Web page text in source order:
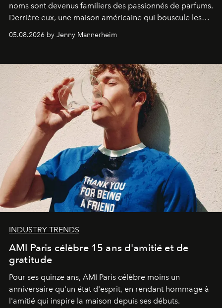
noms sont devenus familiers des passionnés de parfums.
Derrière eux, une maison américaine qui bouscule les
codes de la parfumerie contemporaine en proposant
une approche aussi intuitive que personnelle :
05.08.2026 by Jenny Mannerheim
INDUSTRY TRENDS
AMI Paris célèbre 15 ans d'amitié et de
gratitude
Pour ses quinze ans, AMI Paris célèbre moins un
anniversaire qu'un état d'esprit, en rendant hommage à
l'amitié qui inspire la maison depuis ses débuts.